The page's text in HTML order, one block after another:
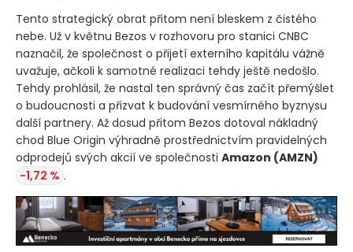
Tento strategický obrat přitom není bleskem z čistého
nebe. Už v květnu Bezos v rozhovoru pro stanici CNBC
naznačil, že společnost o přijetí externího kapitálu vážně
uvažuje, ačkoli k samotné realizaci tehdy ještě nedošlo.
Tehdy prohlásil, že nastal ten správný čas začít přemýšlet
o budoucnosti a přizvat k budování vesmírného byznysu
další partnery. Až dosud přitom Bezos dotoval nákladný
chod Blue Origin výhradně prostřednictvím pravidelných
odprodejů svých akcií ve společnosti Amazon (AMZN)
-1,72 % .